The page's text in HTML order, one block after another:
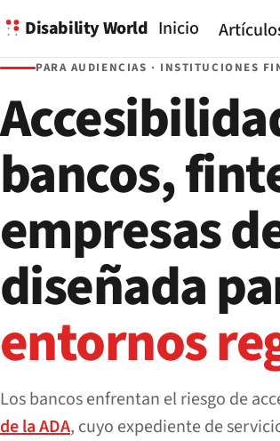
Disability World Inicio
PARA AUDIENCIAS · INSTITUCIONES
bancos,
empresas
diseñada
entornos
Los bancos enfrentan el riesgo de
de la ADA, cuyo expediente de